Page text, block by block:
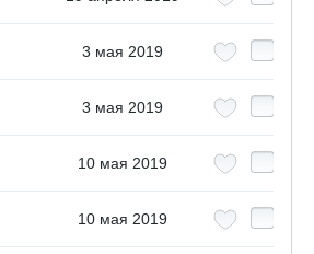
3 мая 2019
3 мая 2019
10 мая 2019
10 мая 2019